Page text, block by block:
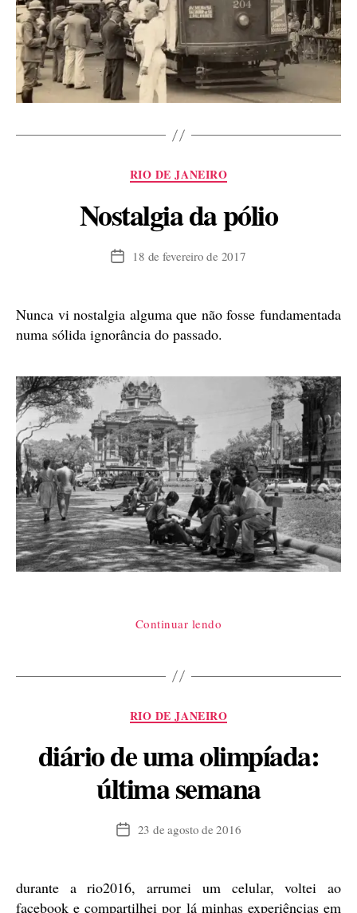
Categorias
RIO DE JANEIRO
Nostalgia da pólio
Data18 de fevereiro de 2017
Nunca vi nostalgia alguma que não fosse fundamentada
numa sólida ignorância do passado.
Continuar lendo
Categorias
RIO DE JANEIRO
diário de uma olimpíada:
última semana
Data23 de agosto de 2016
durante a rio2016, arrumei um celular, voltei ao
facebook e compartilhei por lá minhas experiências em